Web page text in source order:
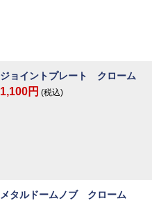
ジョイントプレート クローム
1,100円 (税込)
メタルドームノブ クローム